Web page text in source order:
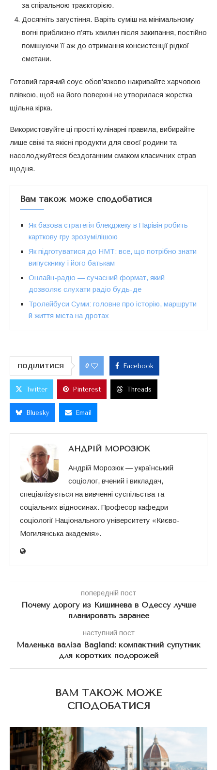
за спіральною траєкторією.
Досягніть загустіння. Варіть суміш на мінімальному
вогні приблизно п’ять хвилин після закипання, постійно
помішуючи її аж до отримання консистенції рідкої
сметани.
Готовий гарячий соус обов’язково накривайте харчовою
плівкою, щоб на його поверхні не утворилася жорстка
щільна кірка.
Використовуйте ці прості кулінарні правила, вибирайте
лише свіжі та якісні продукти для своєї родини та
насолоджуйтеся бездоганним смаком класичних страв
щодня.
Вам також може сподобатися
Як базова стратегія блекджеку в Парівін робить
карткову гру зрозумілішою
Як підготуватися до НМТ: все, що потрібно знати
випускнику і його батькам
Онлайн-радіо — сучасний формат, який
дозволяє слухати радіо будь-де
Тролейбуси Суми: головне про історію, маршрути
й життя міста на дротах
ПОДІЛИТИСЯ 0 Facebook
Twitter Pinterest Threads
Bluesky Email
АНДРІЙ МОРОЗЮК
Андрій Морозюк — український
соціолог, вчений і викладач,
спеціалізується на вивченні суспільства та
соціальних відносинах. Професор кафедри
соціології Національного університету «Києво-
Могилянська академія».
попередній пост
Почему дорогу из Кишинева в Одессу лучше
планировать заранее
наступний пост
Маленька валіза Bagland: компактний супутник
для коротких подорожей
ВАМ ТАКОЖ МОЖЕ
СПОДОБАТИСЯ